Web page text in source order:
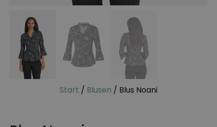
Start / Blusen / Blus Noani